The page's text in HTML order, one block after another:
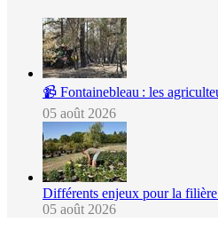
📹 Fontainebleau : les
05 août 2026
Différents enjeux pour la
05 août 2026